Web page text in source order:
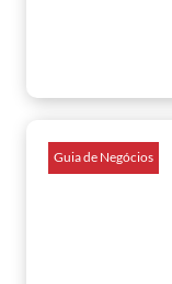
Guia de Negócios